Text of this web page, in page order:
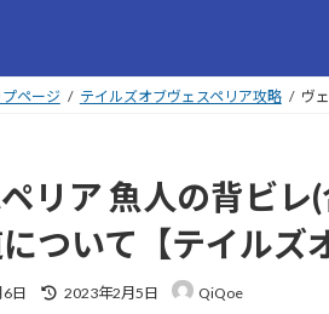
ページ テイルズオブヴェスペリア攻略 ヴ
リア 魚人の背ビレ
ついて【テイルズ
日
最
2023年2月5日 QiQoe